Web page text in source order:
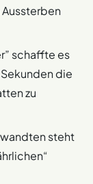
schaffte es
die
zu
steht